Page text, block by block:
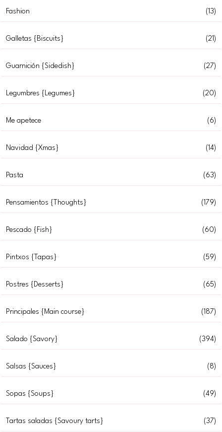
Fashion (13)
Galletas {Biscuits} (21)
Guarnición {Sidedish} (27)
Legumbres {Legumes} (20)
Me apetece (6)
Navidad {Xmas} (14)
Pasta (63)
Pensamientos {Thoughts} (179)
Pescado {Fish} (60)
Pintxos {Tapas} (59)
Postres {Desserts} (65)
Principales {Main course} (187)
Salado {Savory} (394)
Salsas {Sauces} (8)
Sopas {Soups} (49)
Tartas saladas {Savoury tarts} (37)